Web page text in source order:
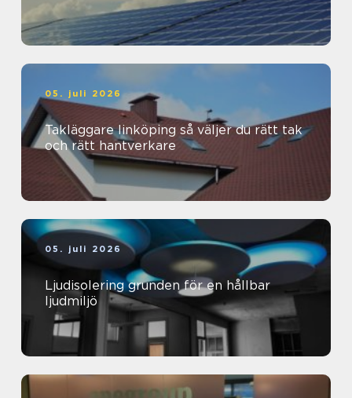
05. juli 2026
Takläggare linköping så väljer du rätt tak
och rätt hantverkare
05. juli 2026
Ljudisolering grunden för en hållbar
ljudmiljö